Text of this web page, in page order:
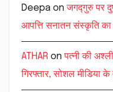
Deepa onजगद्गुरु पर
आपत्ति सनातन संस्कृति का
ATHAR onपत्नी की
गिरफ्तार, सोशल मीडिया